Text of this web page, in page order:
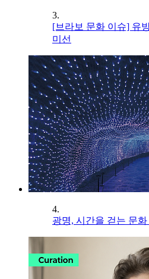
3.
[브라보 문화 이슈] 유
미선
4.
광명, 시간을 걷는 문화